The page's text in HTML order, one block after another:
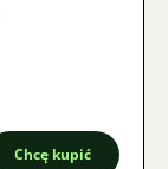
Chcę kupić